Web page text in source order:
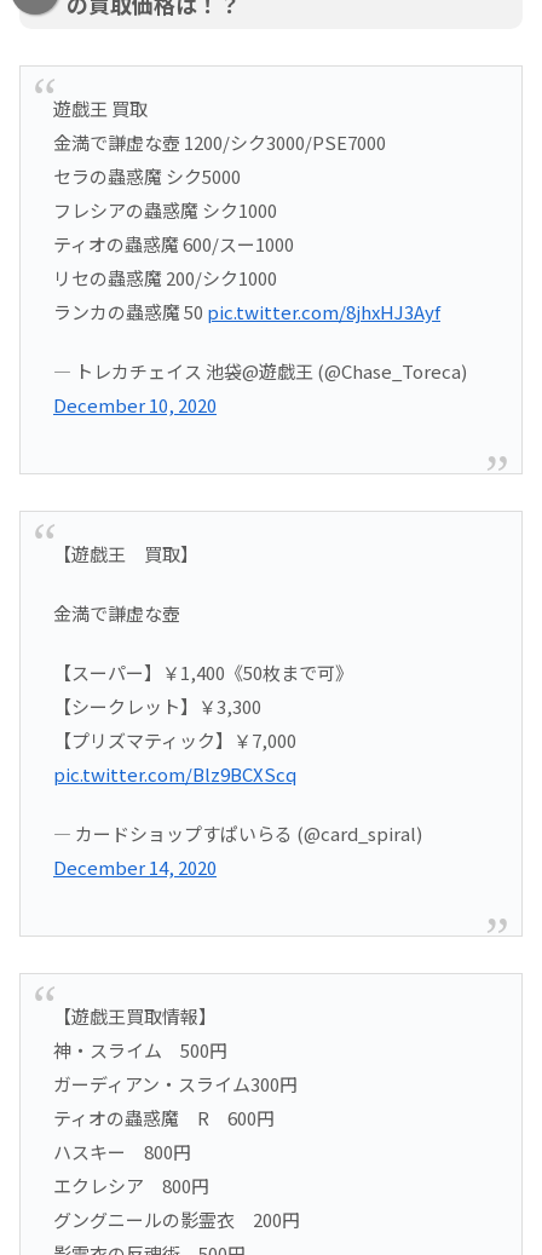
遊戯王 買取
金満で謙虚な壺 1200/シク3000/PSE7000
セラの蟲惑魔 シク5000
フレシアの蟲惑魔 シク1000
ティオの蟲惑魔 600/スー1000
リセの蟲惑魔 200/シク1000
ランカの蟲惑魔 50 pic.twitter.com/8jhxHJ3Ayf
— トレカチェイス 池袋@遊戯王 (@Chase_Toreca)
December 10, 2020
【遊戯王 買取】
金満で謙虚な壺
【スーパー】￥1,400《50枚まで可》
【シークレット】￥3,300
【プリズマティック】￥7,000
pic.twitter.com/Blz9BCXScq
— カードショップすぱいらる (@card_spiral)
December 14, 2020
【遊戯王買取情報】
神・スライム 500円
ガーディアン・スライム300円
ティオの蟲惑魔 R 600円
ハスキー 800円
エクレシア 800円
グングニールの影霊衣 200円